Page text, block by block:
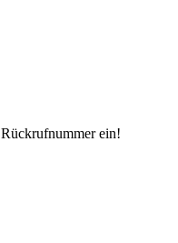
ein!